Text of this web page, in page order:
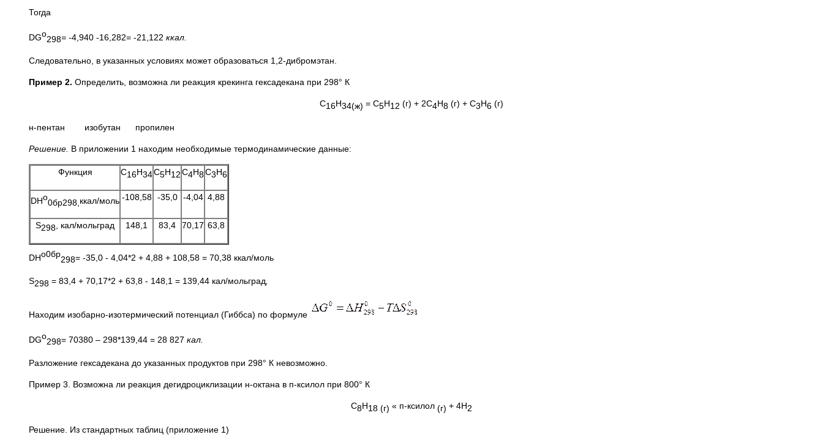
Тогда
DGо
298= -4,940 -16,282= -21,122 ккал.
Следовательно, в указанных условиях может образоваться 1,2-дибромэтан.
Пример 2. Определить, возможна ли реакция крекинга гексадекана при 298° К
С16Н34(ж) = С5Н12 (г) + 2С4Н8 (г) + С3Н6 (г)
н-пентан изобутан пропилен
Решение. В приложении 1 находим необходимые термодинамические данные:
Функция С16Н34С5Н12С4Н8С3Н6
DНо
0бр298,ккал/моль -108,58 -35,0 -4,04 4,88
S298 , кал/мольград 148,1 83,4 70,17 63,8
DНо0бр
298= -35,0 - 4,04*2 + 4,88 + 108,58 = 70,38 ккал/моль
S298 = 83,4 + 70,17*2 + 63,8 - 148,1 = 139,44 кал/мольград,
Находим изобарно-изотермический потенциал (Гиббса) по формуле
DGо
298= 70380 – 298*139,44 = 28 827 кал.
Разложение гексадекана до указанных продуктов при 298° К невозможно.
Пример 3. Возможна ли реакция дегидроциклизации н-октана в п-ксилол при 800° К
С8Н18 (г) « п-ксилол (г) + 4Н2
Решение. Из стандартных таблиц (приложение 1)